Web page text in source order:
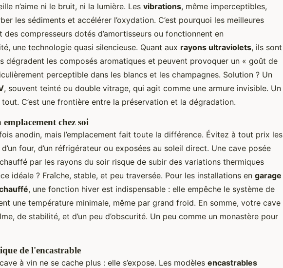
n’aime ni le bruit, ni la lumière. Les vibrations, même imperceptibles,
les sédiments et accélérer l’oxydation. C’est pourquoi les meilleures
des compresseurs dotés d’amortisseurs ou fonctionnent en
une technologie quasi silencieuse. Quant aux rayons ultraviolets, ils sont
dégradent les composés aromatiques et peuvent provoquer un « goût de
perceptible dans les blancs et les champagnes. Solution ? Un
, souvent teinté ou double vitrage, qui agit comme une armure invisible. Un
C’est une frontière entre la préservation et la dégradation.
chez soi
anodin, mais l’emplacement fait toute la différence. Évitez à tout prix les
four, d’un réfrigérateur ou exposées au soleil direct. Une cave posée
par les rayons du soir risque de subir des variations thermiques
idéale ? Fraîche, stable, et peu traversée. Pour les installations en garage
, une fonction hiver est indispensable : elle empêche le système de
une température minimale, même par grand froid. En somme, votre cave
de stabilité, et d’un peu d’obscurité. Un peu comme un monastère pour
de l'encastrable
à vin ne se cache plus : elle s’expose. Les modèles encastrables